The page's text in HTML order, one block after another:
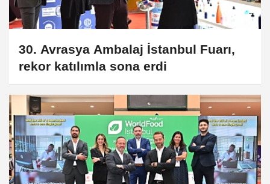
30. Avrasya Ambalaj İstanbul Fuarı,
rekor katılımla sona erdi